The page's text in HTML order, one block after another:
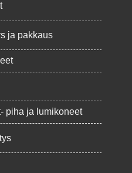
ja pakkaus
piha ja lumikoneet